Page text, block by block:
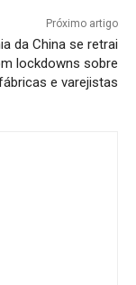
Próximo artigo
da China se retrai
lockdowns sobre
e varejistas